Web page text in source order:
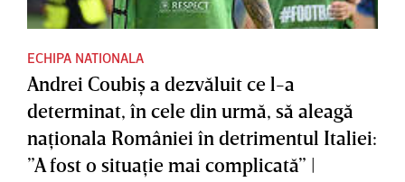
ECHIPA NATIONALA
Andrei Coubiş a dezvăluit ce l-a
determinat, în cele din urmă, să aleagă
naţionala României în detrimentul Italiei:
”A fost o situaţie mai complicată” |